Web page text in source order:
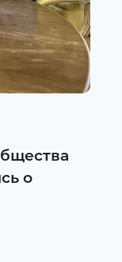
о